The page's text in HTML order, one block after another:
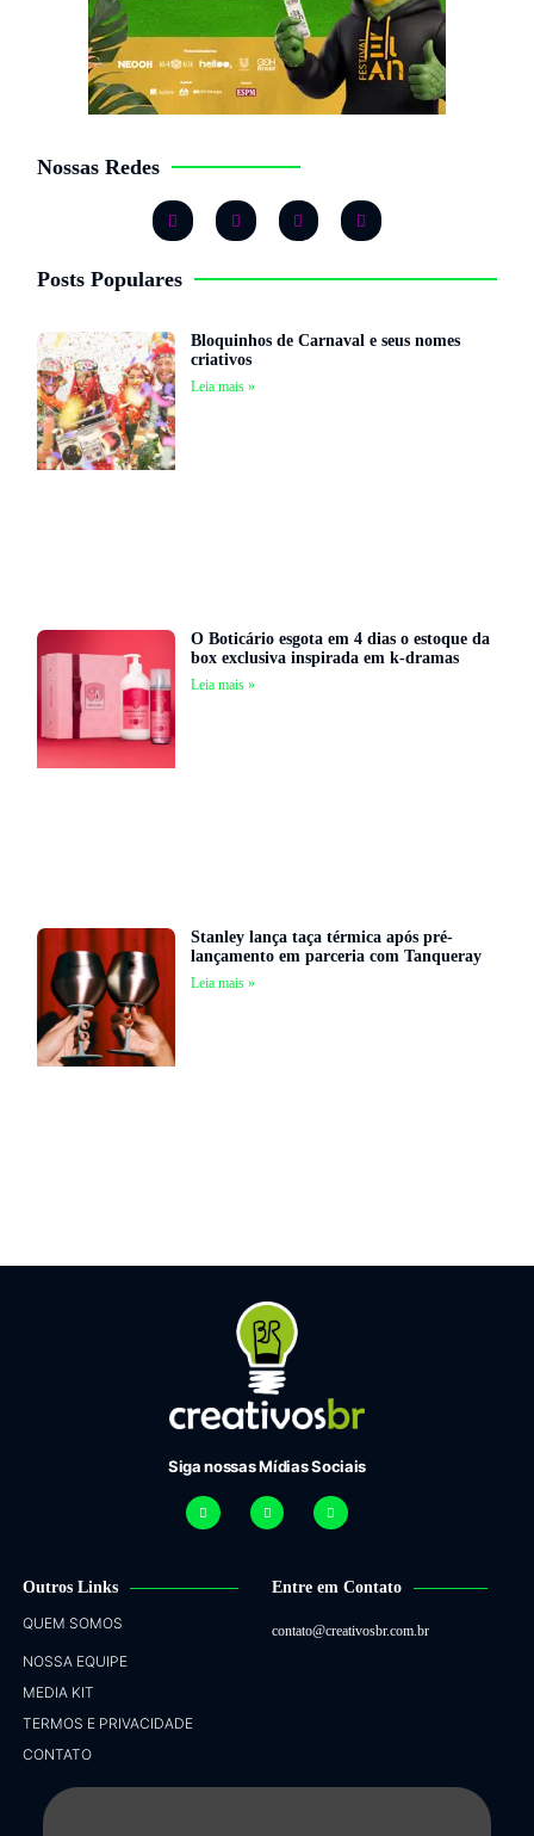
Nossas Redes
Posts Populares
Bloquinhos de Carnaval e seus nomes
criativos
Leia mais »
O Boticário esgota em 4 dias o estoque da
box exclusiva inspirada em k-dramas
Leia mais »
Stanley lança taça térmica após pré-
lançamento em parceria com Tanqueray
Leia mais »
Siga nossas Mídias Sociais
Outros Links
QUEM SOMOS
NOSSA EQUIPE
MEDIA KIT
TERMOS E PRIVACIDADE
CONTATO
Entre em Contato
contato@creativosbr.com.br